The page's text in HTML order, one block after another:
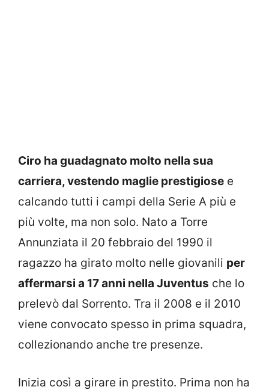
Ciro ha guadagnato molto nella sua
carriera, vestendo maglie prestigiose e
calcando tutti i campi della Serie A più e
più volte, ma non solo. Nato a Torre
Annunziata il 20 febbraio del 1990 il
ragazzo ha girato molto nelle giovanili per
affermarsi a 17 anni nella Juventus che lo
prelevò dal Sorrento. Tra il 2008 e il 2010
viene convocato spesso in prima squadra,
collezionando anche tre presenze.
Inizia così a girare in prestito. Prima non ha